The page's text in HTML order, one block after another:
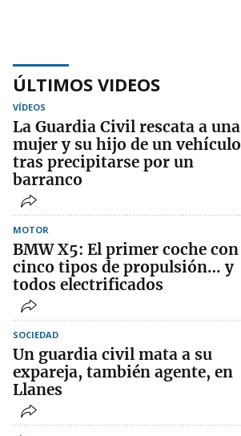
ÚLTIMOS VIDEOS
VÍDEOS
La Guardia Civil rescata a una
mujer y su hijo de un vehículo
tras precipitarse por un
barranco
MOTOR
BMW X5: El primer coche con
cinco tipos de propulsión… y
todos electrificados
SOCIEDAD
Un guardia civil mata a su
expareja, también agente, en
Llanes